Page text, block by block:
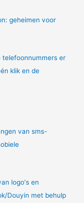
geheimen voor
telefoonnummers er
klik en de
van sms-
logo's en
Douyin met behulp